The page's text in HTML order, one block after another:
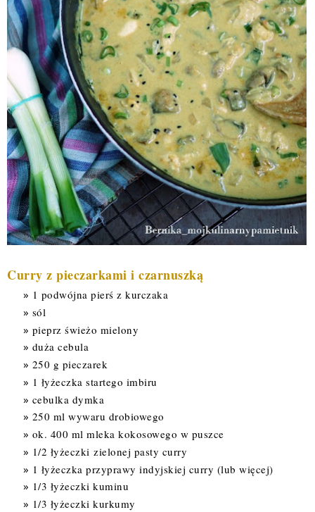
Curry z pieczarkami i czarnuszką
1 podwójna pierś z kurczaka
sól
pieprz świeżo mielony
duża cebula
250 g pieczarek
1 łyżeczka startego imbiru
cebulka dymka
250 ml wywaru drobiowego
ok. 400 ml mleka kokosowego w puszce
1/2 łyżeczki zielonej pasty curry
1 łyżeczka przyprawy indyjskiej curry (lub więcej)
1/3 łyżeczki kuminu
1/3 łyżeczki kurkumy